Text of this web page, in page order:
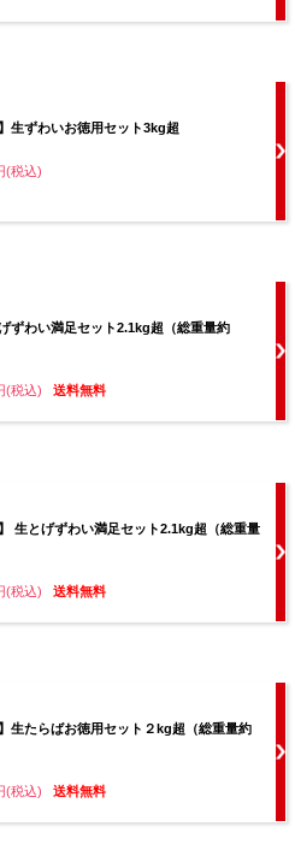
生ずわいお徳用セット3kg超
(税込)
ずわい満足セット2.1kg超（総重量約
(税込) 送料無料
生とげずわい満足セット2.1kg超（総重量
(税込) 送料無料
生たらばお徳用セット２kg超（総重量約
(税込) 送料無料